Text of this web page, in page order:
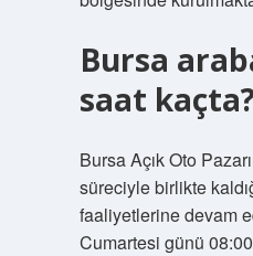
Bursa
saat
Bursa Açık Oto
süreciyle birlikte
faaliyetlerine devam
Cumartesi günü